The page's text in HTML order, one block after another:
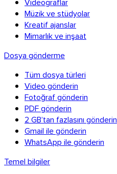
Müzik ve stüdyolar
Kreatif ajanslar
Mimarlık ve inşaat
Dosya gönderme
Tüm dosya türleri
Video gönderin
Fotoğraf gönderin
PDF gönderin
2 GB’tan fazlasını gönderin
Gmail ile gönderin
WhatsApp ile gönderin
Temel bilgiler